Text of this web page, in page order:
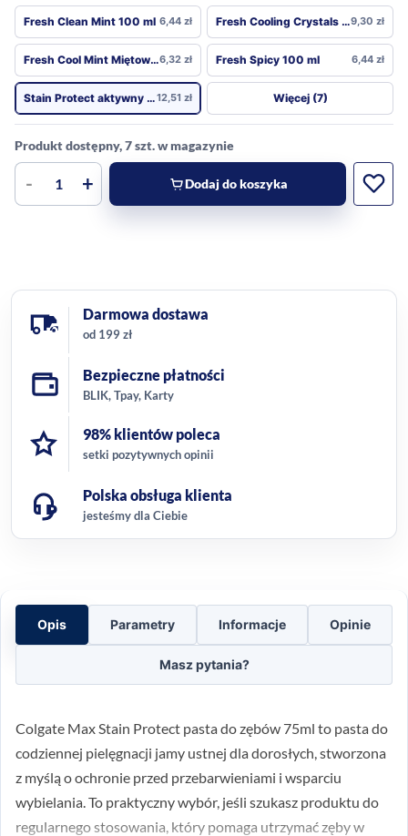
Fresh Clean Mint 100 ml 6,44 zł Fresh Cooling Crystals 100 ml9,30 zł
Fresh Cool Mint Miętowa 100 ml6,32 zł Fresh Spicy 100 ml 6,44 zł
Stain Protect aktywny węgiel 75 ml12,51 zł Więcej (7)
Produkt dostępny, 7 szt. w magazynie
- + Dodaj do koszyka
Darmowa dostawa
od 199 zł
Bezpieczne płatności
BLIK, Tpay, Karty
98% klientów poleca
setki pozytywnych opinii
Polska obsługa klienta
jesteśmy dla Ciebie
Opis Parametry Informacje Opinie
Masz pytania?
Colgate Max Stain Protect pasta do zębów 75ml to pasta do
codziennej pielęgnacji jamy ustnej dla dorosłych, stworzona
z myślą o ochronie przed przebarwieniami i wsparciu
wybielania. To praktyczny wybór, jeśli szukasz produktu do
regularnego stosowania, który pomaga utrzymać zęby w